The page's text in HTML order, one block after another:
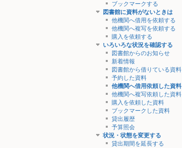
ブックマークする
図書館に資料がないときは
他機関へ借用を依頼する
他機関へ複写を依頼する
購入を依頼する
いろいろな状況を確認する
図書館からのお知らせ
新着情報
図書館から借りている資料
予約した資料
他機関へ借用依頼した資料
他機関へ複写依頼した資料
購入を依頼した資料
ブックマークした資料
貸出履歴
予算照会
状況・状態を変更する
貸出期間を延長する